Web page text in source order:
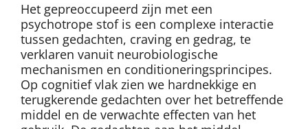
Het gepreoccupeerd zijn met een
psychotrope stof is een complexe interactie
tussen gedachten, craving en gedrag, te
verklaren vanuit neurobiologische
mechanismen en conditioneringsprincipes.
Op cognitief vlak zien we hardnekkige en
terugkerende gedachten over het betreffende
middel en de verwachte effecten van het